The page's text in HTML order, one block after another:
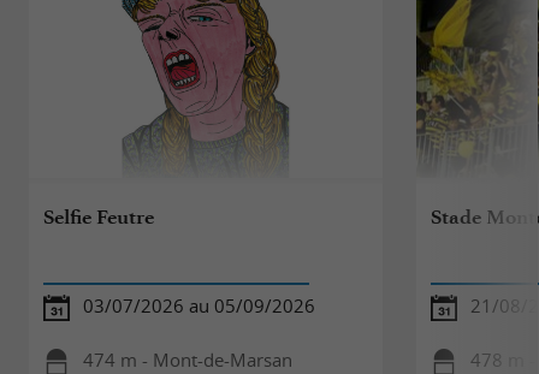
Selfie Feutre
03/07/2026 au 05/09/2026
474 m - Mont-de-Marsan
Stade
21/08/
478 m